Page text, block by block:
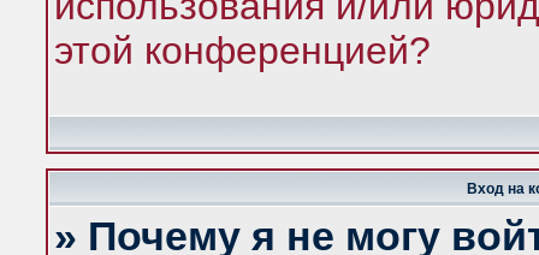
этой конференцией?
Вход на
» Почему я не могу